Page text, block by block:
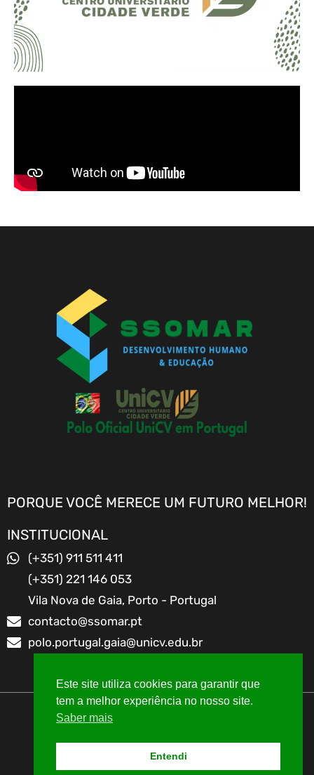
PORQUE VOCÊ MERECE UM FUTURO MELHOR!
INSTITUCIONAL
(+351) 911 511 411
(+351) 221 146 053
Vila Nova de Gaia, Porto - Portugal
contacto@ssomar.pt
polo.portugal.gaia@unicv.edu.br
TODOS OS DIREITOS RESERVADOS
Este site utiliza cookies para garantir que
tem a melhor experiência no nosso site.
Saber mais
Entendi